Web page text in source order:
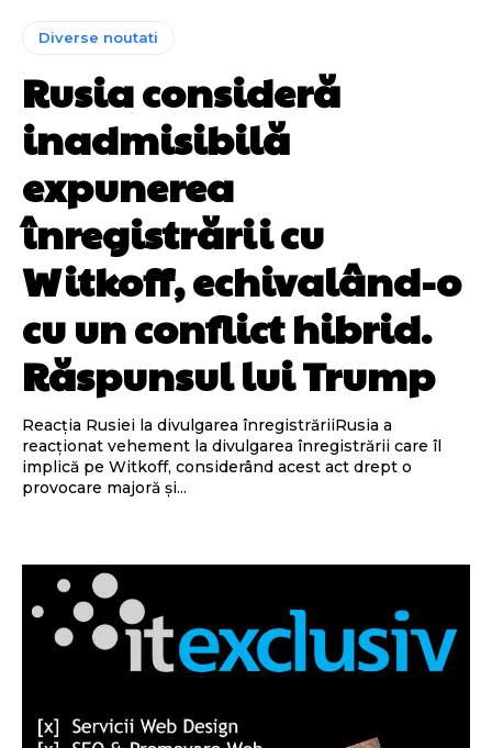
Diverse noutati
Rusia consideră
inadmisibilă
expunerea
înregistrării cu
Witkoff, echivalând-o
cu un conflict hibrid.
Răspunsul lui Trump
Reacția Rusiei la divulgarea înregistrăriiRusia a
reacționat vehement la divulgarea înregistrării care îl
implică pe Witkoff, considerând acest act drept o
provocare majoră și...